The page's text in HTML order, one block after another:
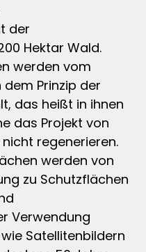
der
Hektar Wald.
werden vom
Prinzip der
das heißt in ihnen
das Projekt von
regenerieren.
werden von
zu Schutzflächen
Verwendung
Satellitenbildern